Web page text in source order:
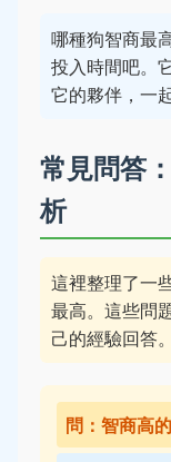
哪種狗智商最
投入時間吧。
它的夥伴，一
常見問答
析
這裡整理了一
最高。這些問
己的經驗回答。
問：智商高